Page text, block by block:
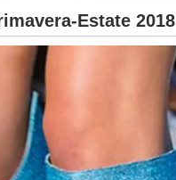
Estate 2018